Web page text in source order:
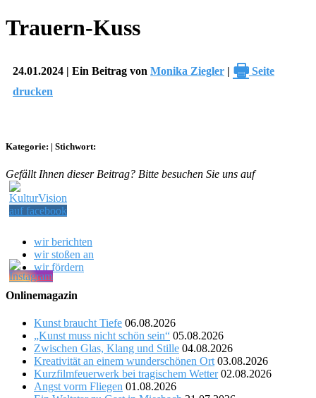
Trauern-Kuss
24.01.2024 | Ein Beitrag von Monika Ziegler | 🖶 Seite
drucken
Kategorie: | Stichwort:
Gefällt Ihnen dieser Beitrag? Bitte besuchen Sie uns auf
wir berichten
wir stoßen an
wir fördern
Onlinemagazin
Kunst braucht Tiefe 06.08.2026
„Kunst muss nicht schön sein“ 05.08.2026
Zwischen Glas, Klang und Stille 04.08.2026
Kreativität an einem wunderschönen Ort 03.08.2026
Kurzfilmfeuerwerk bei tragischem Wetter 02.08.2026
Angst vorm Fliegen 01.08.2026